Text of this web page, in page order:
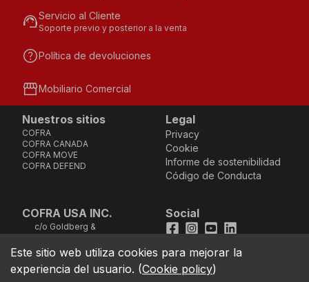
support_agentServicio al Cliente
Soporte previo y posterior a la venta
helpPolítica de devoluciones
storefrontMobiliario Comercial
Nuestros sitios
COFRA
COFRA CANADA
COFRA MOVE
COFRA DEFEND
Legal
Privacy
Cookie
Informe de sostenibilidad
Código de Conducta
COFRA USA INC.
location_on
c/o Goldberg &
Vreeland Road, Suite
211 - Florham Park, NJ
07932 (Address not
Social
Facebook
Instagram
YoutubeLinkedIn
Este sitio web utiliza cookies para mejorar la
experiencia del usuario. (Cookie policy)